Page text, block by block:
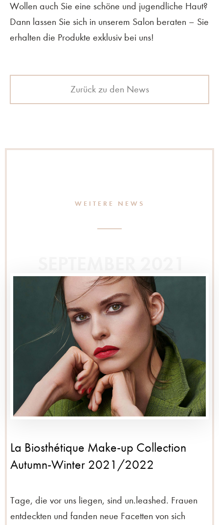
Wollen auch Sie eine schöne und jugendliche Haut?
Dann lassen Sie sich in unserem Salon beraten – Sie
erhalten die Produkte exklusiv bei uns!
Zurück zu den News
WEITERE NEWS
La Biosthétique Make-up Collection
Autumn-Winter 2021/2022
Tage, die vor uns liegen, sind un.leashed. Frauen
entdeckten und fanden neue Facetten von sich